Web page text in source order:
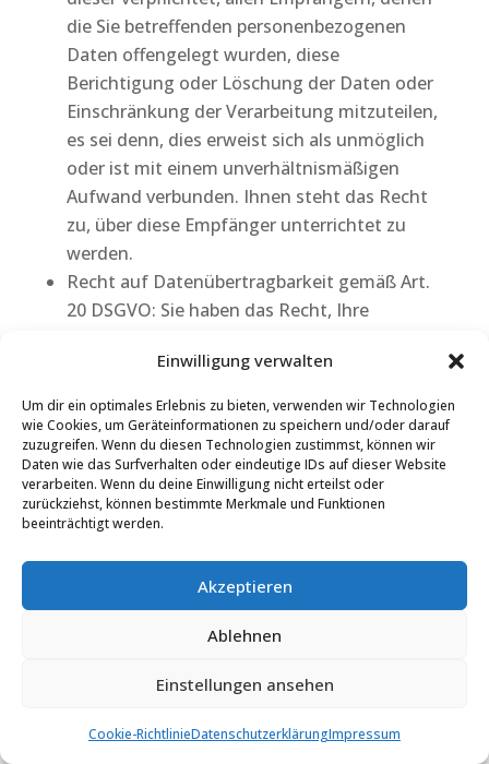
Einwilligung verwalten
Um dir ein optimales Erlebnis zu bieten, verwenden wir Technologien
wie Cookies, um Geräteinformationen zu speichern und/oder darauf
zuzugreifen. Wenn du diesen Technologien zustimmst, können wir
Daten wie das Surfverhalten oder eindeutige IDs auf dieser Website
verarbeiten. Wenn du deine Einwilligung nicht erteilst oder
zurückziehst, können bestimmte Merkmale und Funktionen
beeinträchtigt werden.
Akzeptieren
Ablehnen
Einstellungen ansehen
Cookie-RichtlinieDatenschutzerklärungImpressum
die Sie betreffenden personenbezogenen
Daten offengelegt wurden, diese
Berichtigung oder Löschung der Daten oder
Einschränkung der Verarbeitung mitzuteilen,
es sei denn, dies erweist sich als unmöglich
oder ist mit einem unverhältnismäßigen
Aufwand verbunden. Ihnen steht das Recht
zu, über diese Empfänger unterrichtet zu
werden.
Recht auf Datenübertragbarkeit gemäß Art.
20 DSGVO: Sie haben das Recht, Ihre
bereitgestellt haben, in einem strukturierten,
gängigen und maschinenlesebaren Format
zu erhalten oder die Übermittlung an einen
anderen Verantwortlichen zu verlangen,
soweit dies technisch machbar ist;
Recht auf Widerruf erteilter Einwilligungen
gemäß Art. 7 Abs. 3 DSGVO: Sie haben das
Recht, eine einmal erteilte Einwilligung in die
Verarbeitung von Daten jederzeit mit
betroffenen Daten unverzüglich löschen,
eine Rechtsgrundlage zur einwilligungslosen